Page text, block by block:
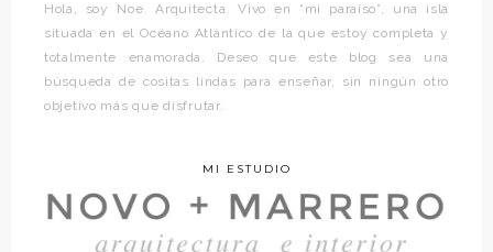
Hola, soy Noe. Arquitecta. Vivo en “mi paraíso”, una isla
situada en el Océano Atlántico de la que estoy completa y
totalmente enamorada. Deseo que este blog sea una
búsqueda de cositas lindas para enseñar, sin ningún otro
objetivo más que disfrutar.
MI ESTUDIO